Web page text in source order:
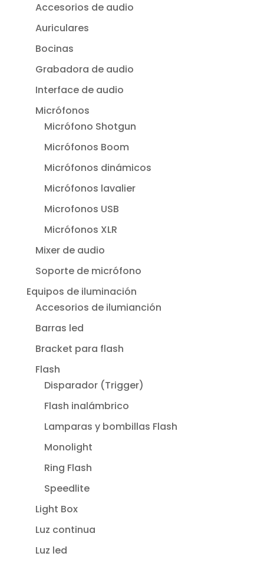
Accesorios de audio
Auriculares
Bocinas
Grabadora de audio
Interface de audio
Micrófonos
Micrófono Shotgun
Micrófonos Boom
Micrófonos dinámicos
Micrófonos lavalier
Microfonos USB
Micrófonos XLR
Mixer de audio
Soporte de micrófono
Equipos de iluminación
Accesorios de ilumianción
Barras led
Bracket para flash
Flash
Disparador (Trigger)
Flash inalámbrico
Lamparas y bombillas Flash
Monolight
Ring Flash
Speedlite
Light Box
Luz continua
Luz led